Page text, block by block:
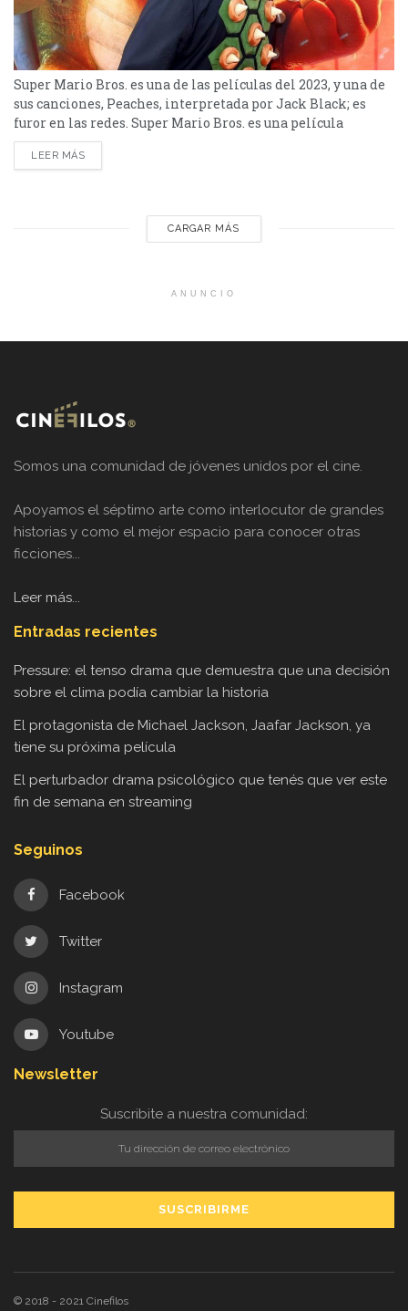
Super Mario Bros. es una de las películas del 2023, y una de
sus canciones, Peaches, interpretada por Jack Black; es
furor en las redes. Super Mario Bros. es una película
animada producida por Illumination en asociación con
Nintendo y distribuida por Universal Pictures. Es la
LEER MÁS
CARGAR MÁS
ANUNCIO
Somos una comunidad de jóvenes unidos por el cine.
Apoyamos el séptimo arte como interlocutor de grandes
historias y como el mejor espacio para conocer otras
ficciones...
Leer más...
Entradas recientes
Pressure: el tenso drama que demuestra que una decisión
sobre el clima podía cambiar la historia
El protagonista de Michael Jackson, Jaafar Jackson, ya
tiene su próxima película
El perturbador drama psicológico que tenés que ver este
fin de semana en streaming
Seguinos
Facebook
Twitter
Instagram
Youtube
Newsletter
Suscribite a nuestra comunidad:
© 2018 - 2021 Cinefilos